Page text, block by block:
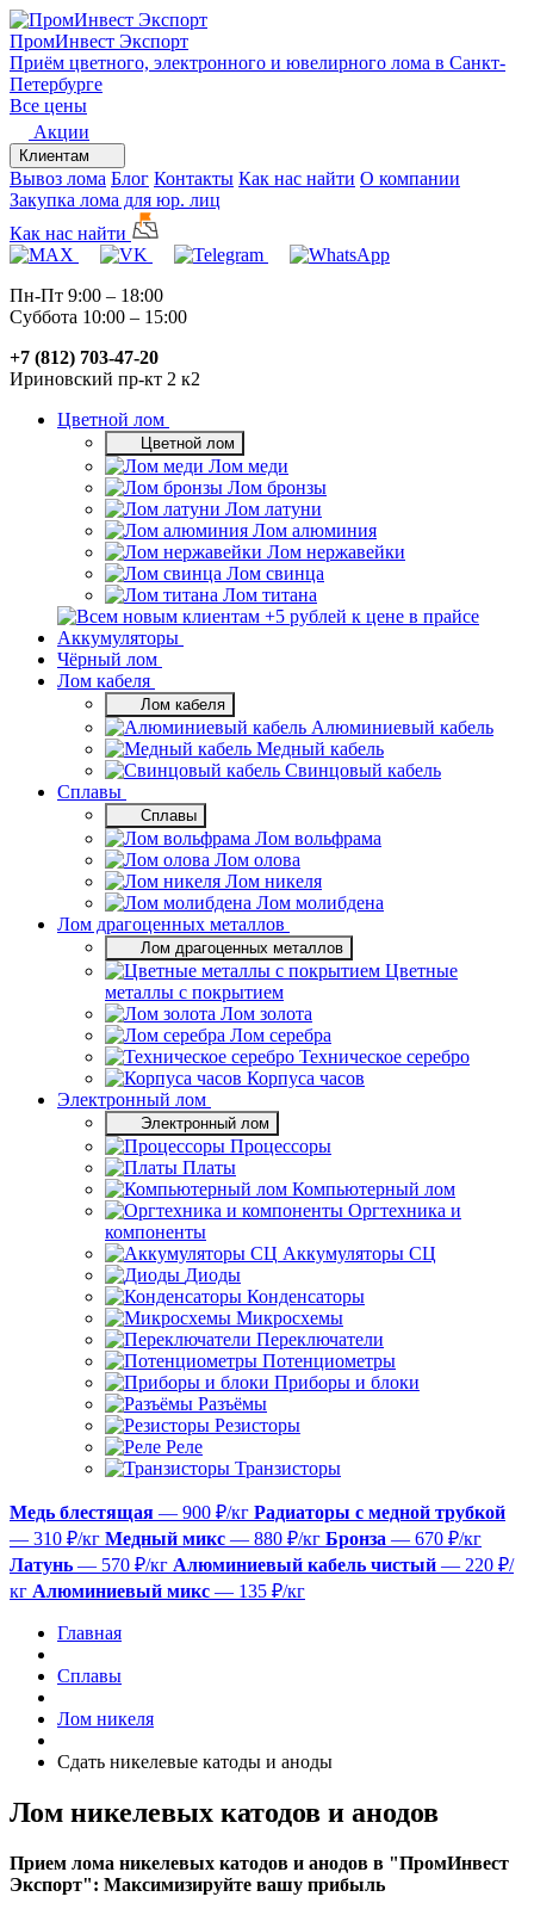
ПромИнвест Экспорт
Приём цветного, электронного и ювелирного лома в Санкт-
Петербурге
Все цены
Акции
Клиентам
Вывоз лома Блог Контакты Как нас найти О компании
Закупка лома для юр. лиц
Как нас найти
Пн-Пт 9:00 – 18:00
Суббота 10:00 – 15:00
+7 (812) 703-47-20
Ириновский пр-кт 2 к2
Цветной лом
Цветной лом
Лом меди
Лом бронзы
Лом латуни
Лом алюминия
Лом нержавейки
Лом свинца
Лом титана
Аккумуляторы
Чёрный лом
Лом кабеля
Лом кабеля
Алюминиевый кабель
Медный кабель
Свинцовый кабель
Сплавы
Сплавы
Лом вольфрама
Лом олова
Лом никеля
Лом молибдена
Лом драгоценных металлов
Лом драгоценных металлов
Цветные
металлы с покрытием
Лом золота
Лом серебра
Техническое серебро
Корпуса часов
Электронный лом
Электронный лом
Процессоры
Платы
Компьютерный лом
Оргтехника и
компоненты
Аккумуляторы СЦ
Диоды
Конденсаторы
Микросхемы
Переключатели
Потенциометры
Приборы и блоки
Разъёмы
Резисторы
Реле
Транзисторы
Медь блестящая — 900 ₽/кг Радиаторы с медной трубкой
— 310 ₽/кг Медный микс — 880 ₽/кг Бронза — 670 ₽/кг
Латунь — 570 ₽/кг Алюминиевый кабель чистый — 220 ₽/
кг Алюминиевый микс — 135 ₽/кг
Главная
Сплавы
Лом никеля
Сдать никелевые катоды и аноды
Лом никелевых катодов и анодов
Прием лома никелевых катодов и анодов в "ПромИнвест
Экспорт": Максимизируйте вашу прибыль